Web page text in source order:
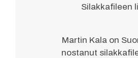
Silakkafileen
Martin Kala on
nostanut